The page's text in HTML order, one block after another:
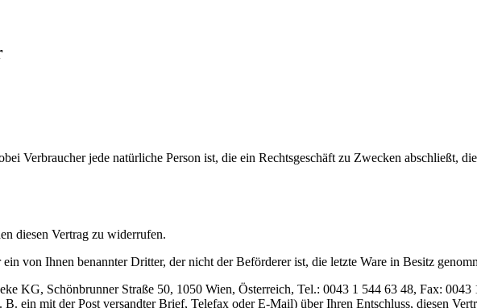
Verbraucher jede natürliche Person ist, die ein Rechtsgeschäft zu Zwecken abschließt,
diesen Vertrag zu widerrufen.
von Ihnen benannter Dritter, der nicht der Beförderer ist, die letzte Ware in Besitz
KG, Schönbrunner Straße 50, 1050 Wien, Österreich, Tel.: 0043 1 544 63 48, Fax:
ein mit der Post versandter Brief, Telefax oder E-Mail) über Ihren Entschluss, diesen